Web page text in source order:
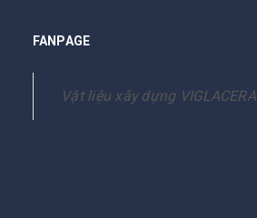
FANPAGE
Vật liệu xây dựng VIGLACERA